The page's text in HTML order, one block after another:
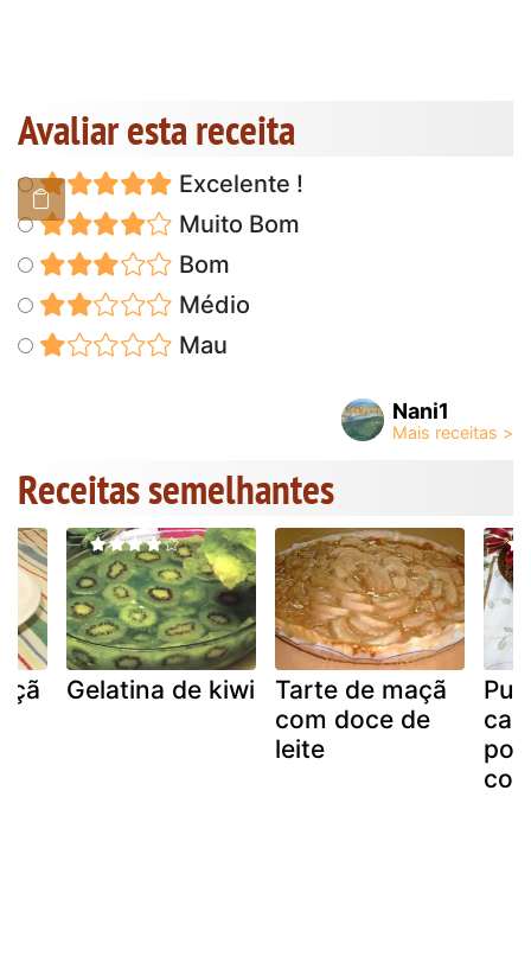
Avaliar esta receita
Excelente !
Muito Bom
Bom
Médio
Mau
Nani1
Receitas semelhantes
Gelatina de kiwi
Tarte de maçã
com doce de
leite